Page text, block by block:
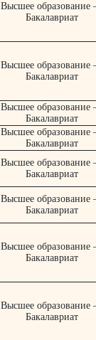
Высшее
Бакалавриат
Высшее
Бакалавриат
Высшее
Бакалавриат
Высшее
Бакалавриат
Высшее
Бакалавриат
Высшее
Бакалавриат
Высшее
Бакалавриат
Высшее
Бакалавриат